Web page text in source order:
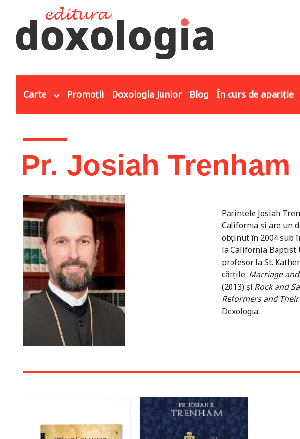
Carte Promoții Doxologia Junior Blog În curs de apariție
Pr. Josiah Trenham
Părintele Josiah
California şi are un
obţinut în 2004 sub
la California Baptist
profesor la St.
cărţile: Marriage
(2013) şi Rock and
Reformers and
Doxologia.